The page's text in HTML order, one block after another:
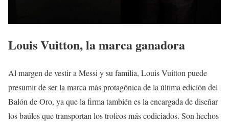
Louis Vuitton, la marca ganadora
Al margen de vestir a Messi y su familia, Louis Vuitton puede
presumir de ser la marca más protagónica de la última edición del
Balón de Oro, ya que la firma también es la encargada de diseñar
los baúles que transportan los trofeos más codiciados. Son hechos